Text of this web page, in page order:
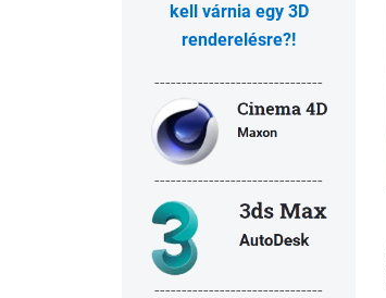
kell várnia egy 3D
renderelésre?!
-------------------------------
-------------------------------
-------------------------------